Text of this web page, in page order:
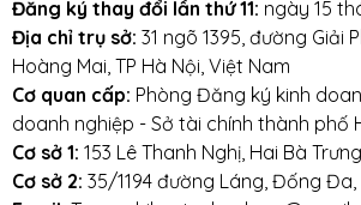
Lưu ý khi sử dụng bàn
Tránh bàn phím bị va đập
laptop bị rơi.
Tránh bàn phím bị dính
Đăng ký thay đổi lần thứ 11: ngày 15
Địa chỉ trụ sở: 31 ngõ 1395, đường Giải
Hoàng Mai, TP Hà Nội, Việt Nam
Cơ quan cấp: Phòng Đăng ký kinh
doanh nghiệp - Sở tài chính thành phố
Cơ sở 1: 153 Lê Thanh Nghị, Hai Bà
Cơ sở 2: 35/1194 đường Láng, Đống Đa,